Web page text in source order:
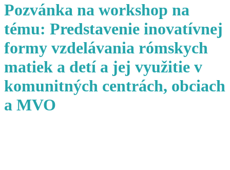
Pozvánka na workshop na
tému: Predstavenie inovatívnej
formy vzdelávania rómskych
matiek a detí a jej využitie v
komunitných centrách, obciach
a MVO